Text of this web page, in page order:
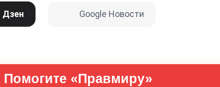
Дзен Google Новости
Помогите «Правмиру»